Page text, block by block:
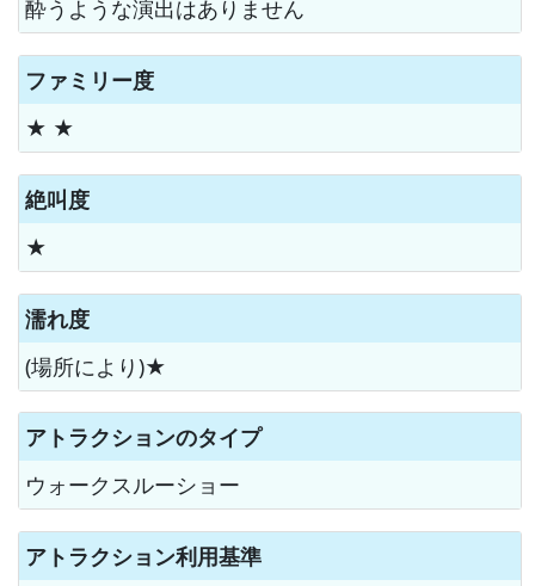
酔うような演出はありません
ファミリー度
★ ★
絶叫度
★
濡れ度
(場所により)★
アトラクションのタイプ
ウォークスルーショー
アトラクション利用基準